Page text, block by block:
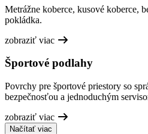
Metrážne koberce, kusové koberce,
pokládka.
zobraziť viac
Športové podlahy
Povrchy pre športové priestory so
bezpečnosťou a jednoduchým
zobraziť viac
Načítať viac